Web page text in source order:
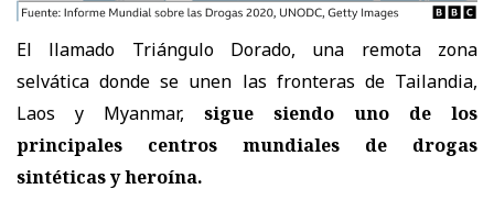
El llamado Triángulo Dorado, una remota zona
selvática donde se unen las fronteras de Tailandia,
Laos y Myanmar, sigue siendo uno de los
principales centros mundiales de drogas
sintéticas y heroína.